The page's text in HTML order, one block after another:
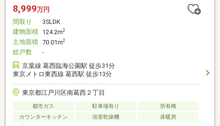
8,999万円
間取り
3SLDK
建物面積 124.2m2
土地面積 70.01m2
総戸数
-
京葉線 葛西臨海公園駅 徒歩31分
東京メトロ東西線 葛西駅 徒歩13分
東京都江戸川区南葛西２丁目
都市ガス 駐車場有り
所有権
カウンターキッチン
浴室乾燥機 床暖房